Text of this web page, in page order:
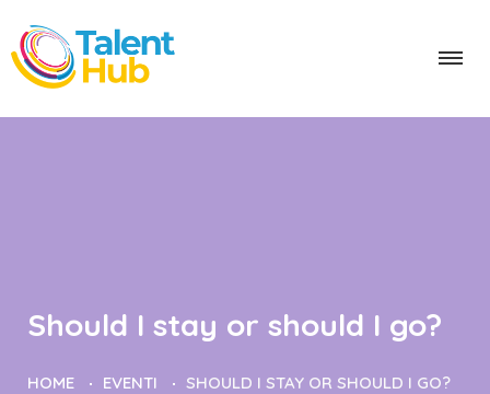
Should I stay or should I go?
HOME EVENTI SHOULD I STAY OR SHOULD I GO?